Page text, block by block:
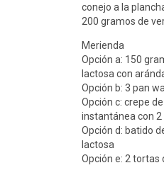
conejo a la
200 gramos de
Merienda
Opción a: 150
lactosa con
Opción b: 3 pan
Opción c: crepe
instantánea con 2
Opción d: batido
lactosa
Opción e: 2 tortas